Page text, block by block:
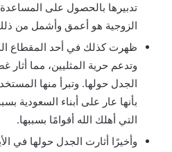
تدبيرها بالحصول على المساعدة
الزوجية هو أعمق وأشمل من
ظهرت كذلك في أحد المقطاع
وتدعم حرية المثليين، مما
الجدل حولها. وتبرأ منها
بأنها عار على أبناء السعودية
التي أهلك الله أقوامًا بسببها.
وأخيرًا أثارت الجدل حولها في